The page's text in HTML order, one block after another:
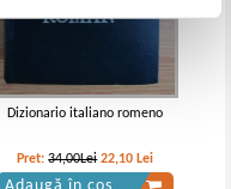
Dizionario italiano romeno
Pret:34,00Lei 22,10 Lei